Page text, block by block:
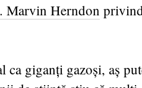
Marvin Herndon
ca giganți gazoși, aș